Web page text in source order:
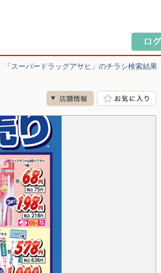
「スーパードラッグアサヒ」のチラシ検索結果